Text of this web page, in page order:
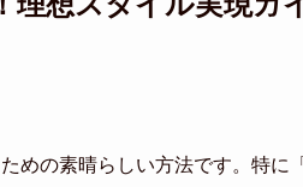
めの素晴らしい方法です。特に